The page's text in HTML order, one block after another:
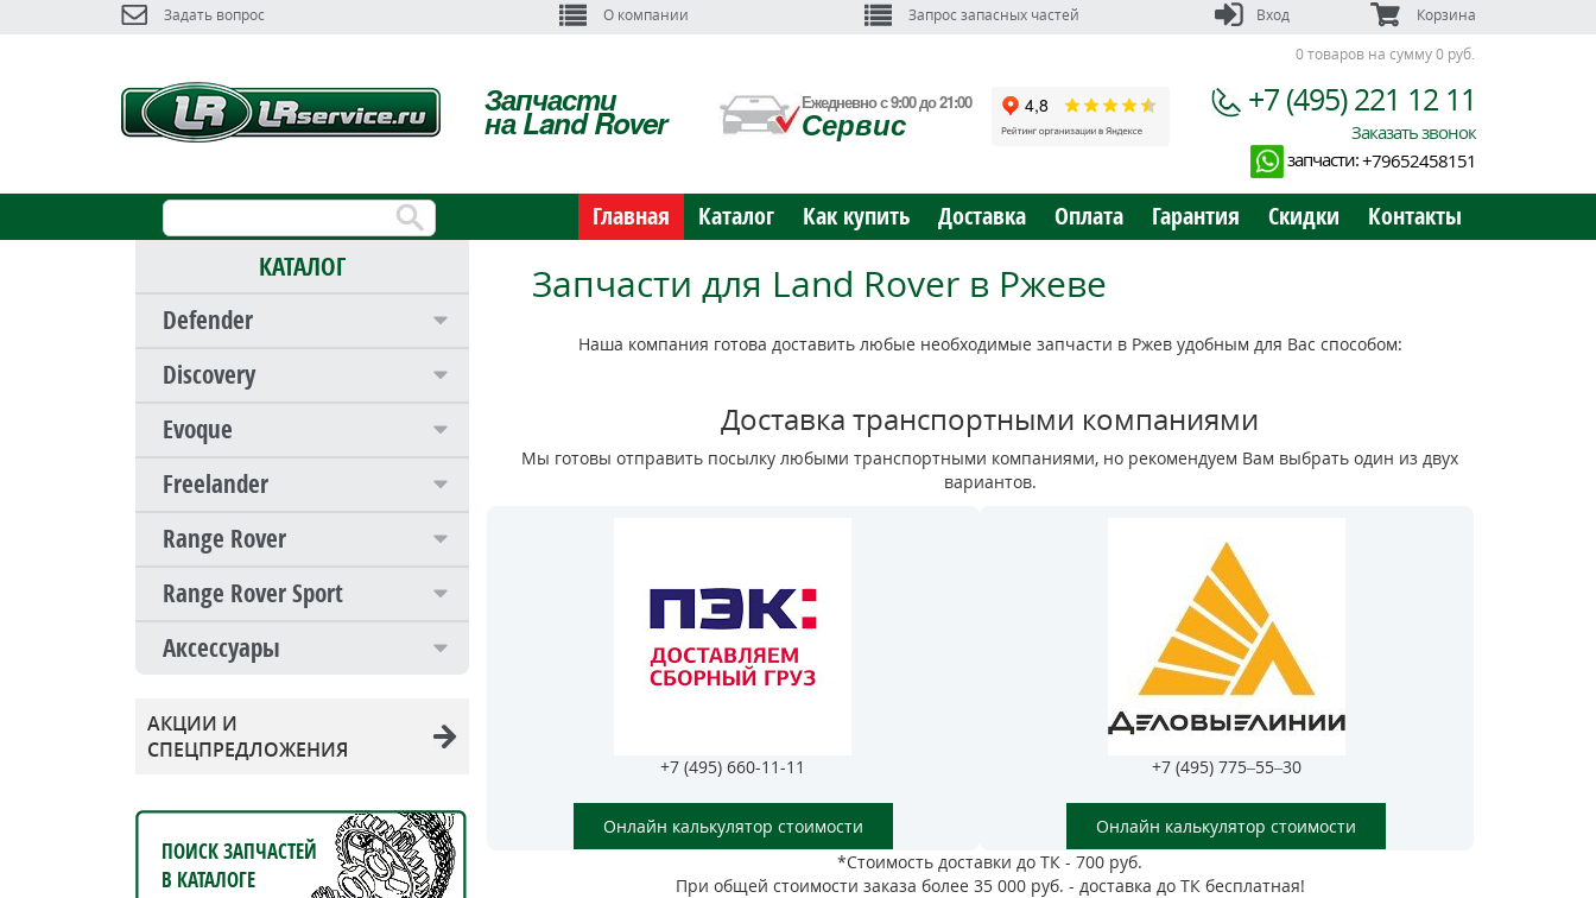
Задать вопрос О компании Запрос запасных частей
Корзина
0 товаров на сумму 0 руб.
Вход
Запчасти
на Land Rover
Ежедневно с 9:00 до 21:00
Сервис
+7 (495) 221 12 11
Заказать звонок
запчасти:+79652458151
Главная Каталог Как купить Доставка Оплата Гарантия Скидки Контакты
КАТАЛОГ
Defender
Discovery
Evoque
Freelander
Range Rover
Range Rover Sport
Аксессуары
АКЦИИ И
СПЕЦПРЕДЛОЖЕНИЯ
ПОИСК ЗАПЧАСТЕЙ
В КАТАЛОГЕ
Запчасти для Land Rover в Ржеве
Наша компания готова доставить любые необходимые запчасти в Ржев удобным для Вас способом:
Доставка транспортными компаниями
Мы готовы отправить посылку любыми транспортными компаниями, но рекомендуем Вам выбрать один из двух
вариантов.
+7 (495) 660-11-11
Онлайн калькулятор стоимости
+7 (495) 775–55–30
Онлайн калькулятор стоимости
*Стоимость доставки до ТК - 700 руб.
При общей стоимости заказа более 35 000 руб. - доставка до ТК бесплатная!